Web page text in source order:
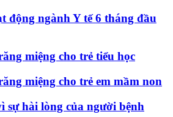
động ngành Y tế 6 tháng đầu
miệng cho trẻ tiểu học
miệng cho trẻ em mầm non
sự hài lòng của người bệnh